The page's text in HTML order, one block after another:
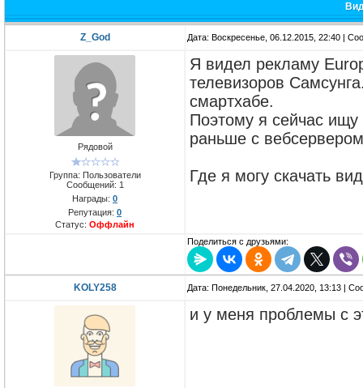
Z_God Дата: Воскресенье, 06.12.2015, 22:40 |
Рядовой
Группа: Пользователи
Сообщений: 1
Награды: 0
Репутация: 0
Статус: Оффлайн
Я видел рекламу
телевизоров
смартхабе.
Поэтому я сейчас
раньше с
Где я могу скачать
Поделиться с друзьями:
KOLY258 Дата: Понедельник, 27.04.2020, 13:13 |
и у меня проблемы с